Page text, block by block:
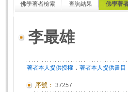
佛學著者檢索 查詢結果 佛學著
李最雄
著者本人提供授權 ． 著者本人提供書目
序號： 37257